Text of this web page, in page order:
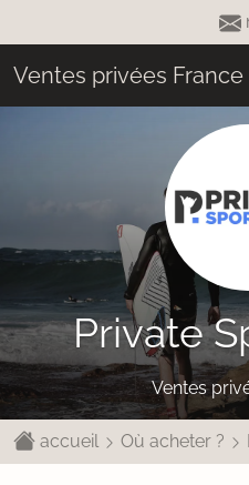
Ventes privées France
Private
Ventes
accueil Où acheter ?